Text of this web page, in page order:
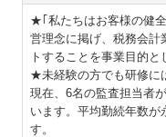
★｢私たちはお客様の健
営理念に掲げ、税務会計
トすることを事業目的と
★未経験の方でも研修に
現在、6名の監査担当者
います。平均勤続年数が
す。